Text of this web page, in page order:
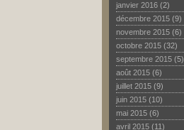
janvier 2016 (2)
décembre 2015 (9)
novembre 2015 (6)
octobre 2015 (32)
septembre 2015 (5)
août 2015 (6)
juillet 2015 (9)
juin 2015 (10)
mai 2015 (6)
avril 2015 (11)